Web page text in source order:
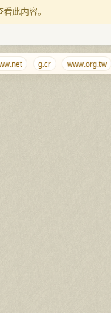
此内容。
g.cr www.org.tw